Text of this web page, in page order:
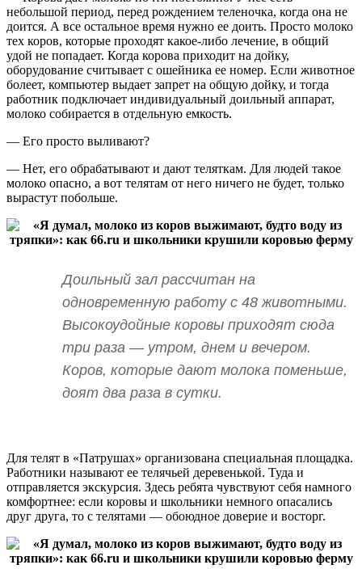
небольшой период, перед рождением теленочка, когда она не
доится. А все остальное время нужно ее доить. Просто молоко
тех коров, которые проходят какое-либо лечение, в общий
удой не попадает. Когда корова приходит на дойку,
оборудование считывает с ошейника ее номер. Если животное
болеет, компьютер выдает запрет на общую дойку, и тогда
работник подключает индивидуальный доильный аппарат,
молоко собирается в отдельную емкость.
— Его просто выливают?
— Нет, его обрабатывают и дают теляткам. Для людей такое
молоко опасно, а вот телятам от него ничего не будет, только
вырастут побольше.
Доильный зал рассчитан на
одновременную работу с 48 животными.
Высокоудойные коровы приходят сюда
три раза — утром, днем и вечером.
Коров, которые дают молока поменьше,
доят два раза в сутки.
Для телят в «Патрушах» организована специальная площадка.
Работники называют ее телячьей деревенькой. Туда и
отправляется экскурсия. Здесь ребята чувствуют себя намного
комфортнее: если коровы и школьники немного опасались
друг друга, то с телятами — обоюдное доверие и восторг.